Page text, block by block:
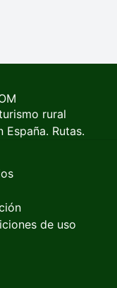
rural
España. Rutas.
de uso